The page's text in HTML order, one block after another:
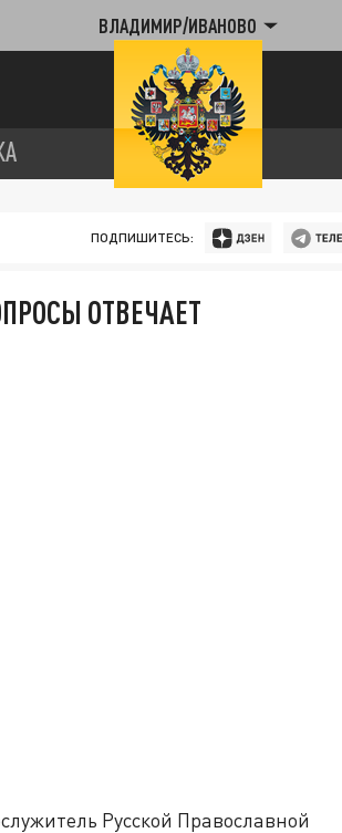
ВЛАДИМИР/ИВАНОВО
ПОДПИШИТЕСЬ:
ОТВЕЧАЕТ
Русской Православной